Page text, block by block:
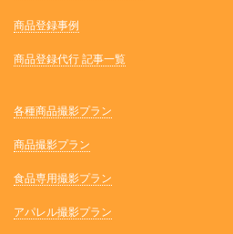
商品登録事例
商品登録代行 記事一覧
各種商品撮影プラン
商品撮影プラン
食品専用撮影プラン
アパレル撮影プラン